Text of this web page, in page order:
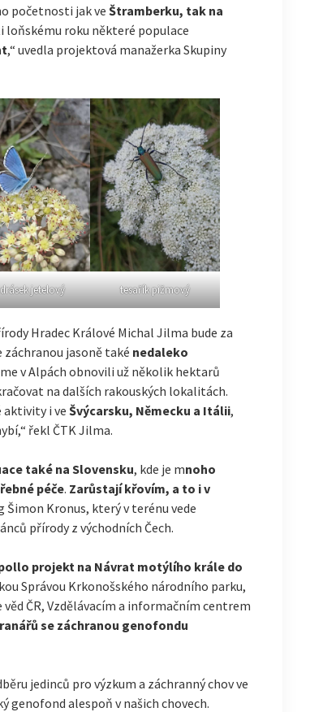
početnosti jak ve Štramberku, tak na
loňskému roku některé populace
,“ uvedla projektová manažerka Skupiny
jetelový tesařík pižmový
Hradec Králové Michal Jilma bude za
jasoně také nedaleko
v Alpách obnovili už několik hektarů
na dalších rakouských lokalitách.
aktivity i ve Švýcarsku, Německu a Itálii,
řekl ČTK Jilma.
také na Slovensku, kde je mnoho
péče. Zarůstají křovím, a to i v
Kronus, který v terénu vede
přírody z východních Čech.
projekt na Návrat motýlího krále do
Správou Krkonošského národního parku,
ČR, Vzdělávacím a informačním centrem
se záchranou genofondu
jedinců pro výzkum a záchranný chov ve
genofond alespoň v našich chovech.